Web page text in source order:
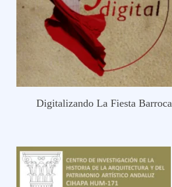
Digitalizando La Fiesta Barroca